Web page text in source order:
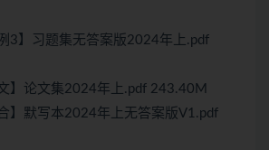
3】习题集无答案版2024年上.pdf
】论文集2024年上.pdf 243.40M
】默写本2024年上无答案版V1.pdf